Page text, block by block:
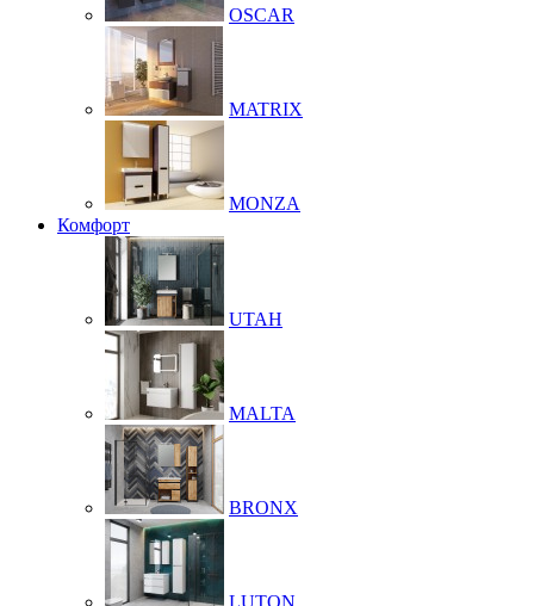
OSCAR
MATRIX
MONZA
Комфорт
UTAH
MALTA
BRONX